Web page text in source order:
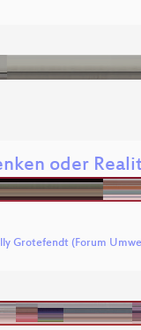
oder
Grotefendt (Forum